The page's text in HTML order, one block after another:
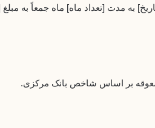
به مدت [تعداد ماه] ماه جمعاً به مبلغ